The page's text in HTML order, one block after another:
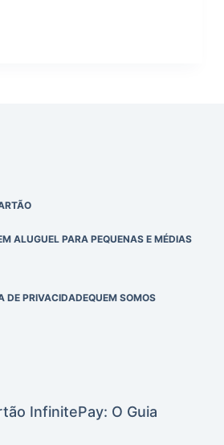
ALUGUEL PARA PEQUENAS E MÉDIAS
DE PRIVACIDADEQUEM SOMOS
InfinitePay: O Guia